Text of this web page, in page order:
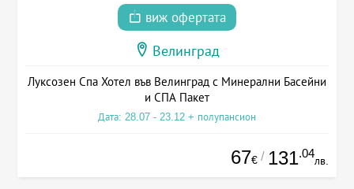
виж офертата
Велинград
Луксозен Спа Хотел във Велинград с Минерални Басейни
и СПА Пакет
Дата: 28.07 - 23.12 + полупансион
67€ / 131.04
лв.